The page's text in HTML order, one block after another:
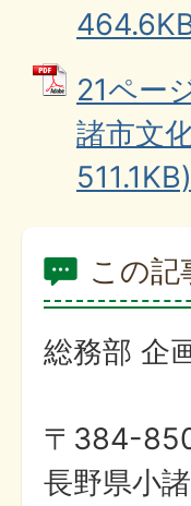
21ペー
諸市文
511.1KB)
この記
総務部 企
〒384-
長野県小